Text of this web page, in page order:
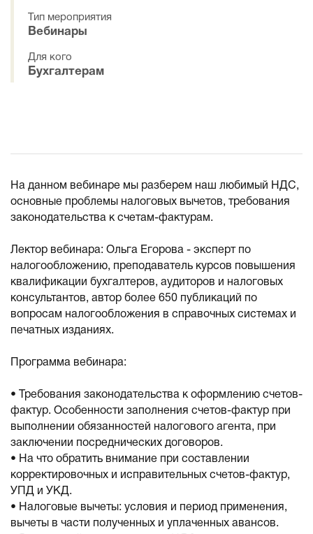
Тип мероприятия
Вебинары
Для кого
Бухгалтерам
На данном вебинаре мы разберем наш любимый НДС,
основные проблемы налоговых вычетов, требования
законодательства к счетам-фактурам.
Лектор вебинара: Ольга Егорова - эксперт по
налогообложению, преподаватель курсов повышения
квалификации бухгалтеров, аудиторов и налоговых
консультантов, автор более 650 публикаций по
вопросам налогообложения в справочных системах и
печатных изданиях.
Программа вебинара:
• Требования законодательства к оформлению счетов-
фактур. Особенности заполнения счетов-фактур при
выполнении обязанностей налогового агента, при
заключении посреднических договоров.
• На что обратить внимание при составлении
корректировочных и исправительных счетов-фактур,
УПД и УКД.
• Налоговые вычеты: условия и период применения,
вычеты в части полученных и уплаченных авансов.